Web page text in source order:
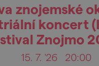
znojemské
koncert
Znojmo
15. 7. '26 20:00